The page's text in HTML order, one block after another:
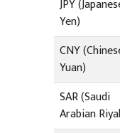
JPY
Yen)
CNY
Yuan)
SAR (Saudi
Arabian